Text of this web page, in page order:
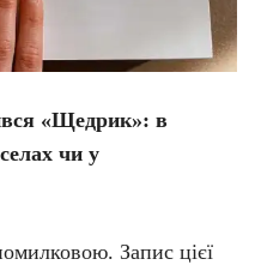
«Щедрик»: в
чи у
Запис цієї